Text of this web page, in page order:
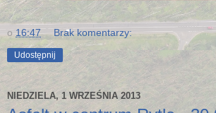
o 16:47 Brak komentarzy:
Udostępnij
NIEDZIELA, 1 WRZEŚNIA 2013